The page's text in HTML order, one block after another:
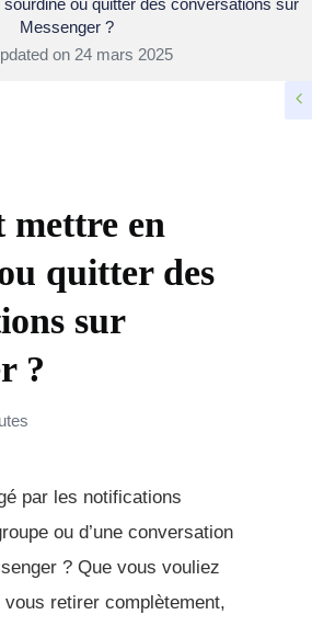
ou quitter des conversations sur
Messenger ?
on 24 mars 2025
mettre en
quitter des
sur
?
par les notifications
ou d’une conversation
? Que vous vouliez
retirer complètement,